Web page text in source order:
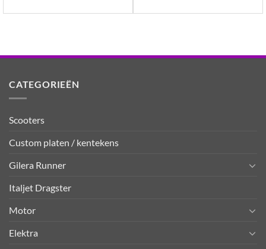
CATEGORIEËN
Scooters
Custom platen / kentekens
Gilera Runner
Italjet Dragster
Motor
Elektra